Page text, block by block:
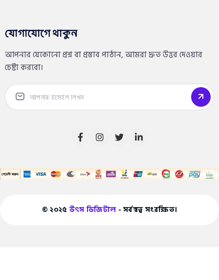
যোগাযোগে থাকুন
আপনার যেকোনো প্রশ্ন বা প্রস্তাব পাঠান, আমরা দ্রুত উত্তর দেওয়ার
চেষ্টা করবো।
© ২০২৫ উৎস ডিজিটাল - সর্বস্বত্ব সংরক্ষিত।